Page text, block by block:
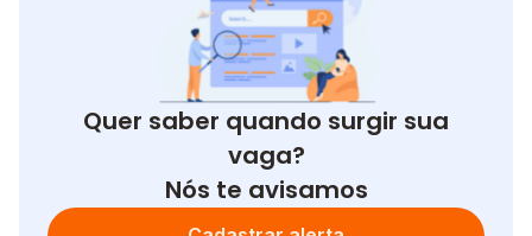
Quer saber quando surgir sua
vaga?
Nós te avisamos